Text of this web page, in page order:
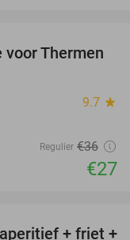
25%
voor Thermen
9.7 star
Regulier €36
€27
+ friet +